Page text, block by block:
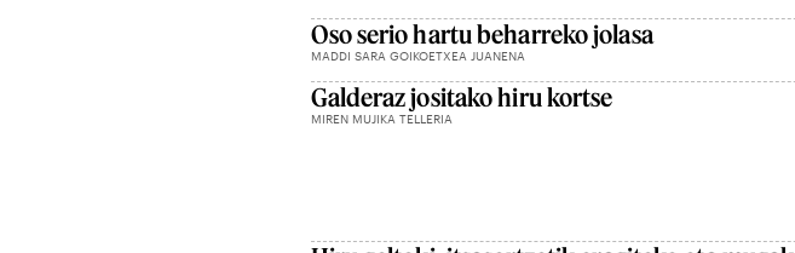
Oso serio hartu beharreko jolasa
MADDI SARA GOIKOETXEA JUANENA
Galderaz jositako hiru kortse
MIREN MUJIKA TELLERIA